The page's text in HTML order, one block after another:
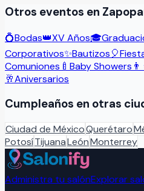
Otros eventos en
💍Bodas👑XV Años🎓
Corporativos✨Bautizos🎈
Comuniones 🍼 Baby Showers
🥂Aniversarios
Cumpleaños en otras
Ciudad de MéxicoQuerétaro
PotosíTijuanaLeónMonterrey
Administra tu salónExplorar